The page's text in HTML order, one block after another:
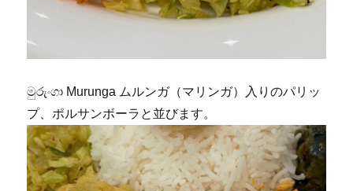
මුරුංගා Murunga ムルンガ（マリンガ）入りのパリッ
プ、ポルサンボーラと並びます。